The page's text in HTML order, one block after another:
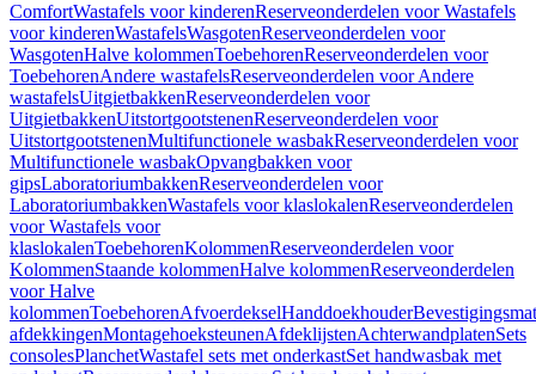
ComfortWastafels voor kinderenReserveonderdelen voor Wastafels
voor kinderenWastafelsWasgotenReserveonderdelen voor
WasgotenHalve kolommenToebehorenReserveonderdelen voor
ToebehorenAndere wastafelsReserveonderdelen voor Andere
wastafelsUitgietbakkenReserveonderdelen voor
UitgietbakkenUitstortgootstenenReserveonderdelen voor
UitstortgootstenenMultifunctionele wasbakReserveonderdelen voor
Multifunctionele wasbakOpvangbakken voor
gipsLaboratoriumbakkenReserveonderdelen voor
LaboratoriumbakkenWastafels voor klaslokalenReserveonderdelen
voor Wastafels voor
klaslokalenToebehorenKolommenReserveonderdelen voor
KolommenStaande kolommenHalve kolommenReserveonderdelen
voor Halve
kolommenToebehorenAfvoerdekselHanddoekhouder
afdekkingenMontagehoeksteunenAfdeklijstenAchterwandplatenSets
consolesPlanchetWastafel sets met onderkastSet handwasbak met